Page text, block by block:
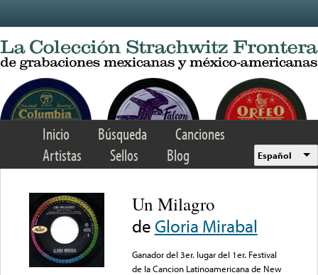
Inicio Búsqueda
Canciones
Artistas
Sellos Blog Español
Un Milagro
de Gloria Mirabal
Ganador del 3er. lugar del 1er. Festival
de la Cancion Latinoamericana de New